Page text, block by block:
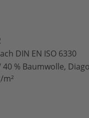
DIN EN ISO 6330
40 % Baumwolle,
m²